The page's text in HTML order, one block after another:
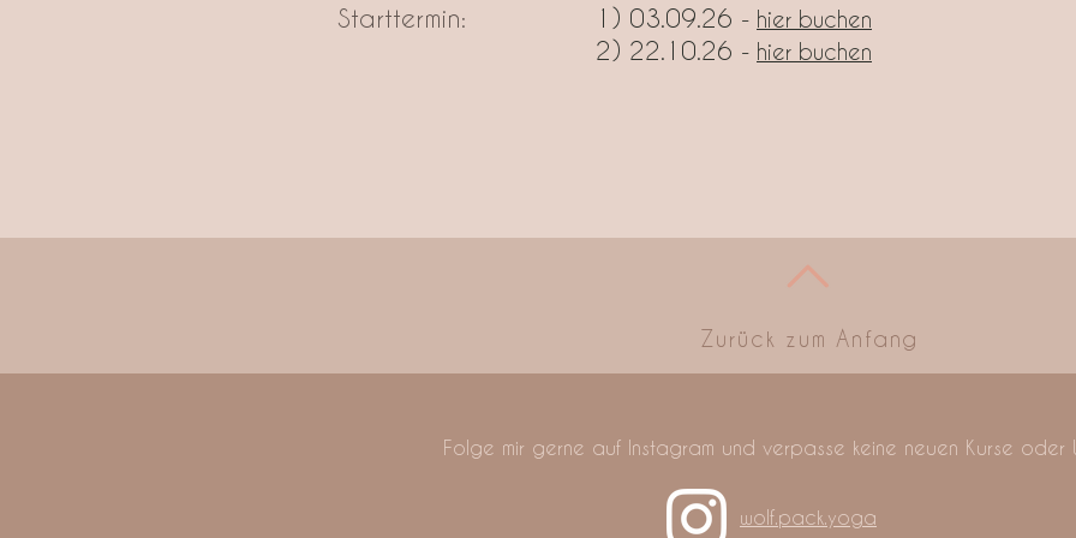
Starttermin:
1) 03.09.26 - hier buchen
2) 22.10.26 - hier buchen
Zurück zum Anfang
Folge mir gerne auf Instagram und verpasse keine neuen Kurse oder
wolf.pack.yoga